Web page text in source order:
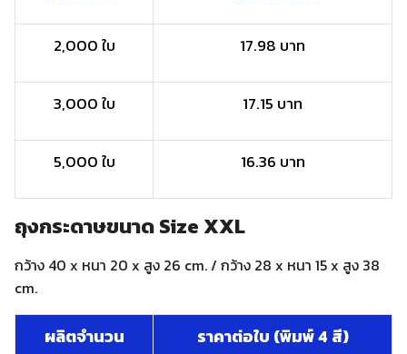
2,000 ใบ 17.98 บาท
3,000 ใบ 17.15 บาท
5,000 ใบ 16.36 บาท
ถุงกระดาษขนาด Size XXL
กว้าง 40 x หนา 20 x สูง 26 cm. / กว้าง 28 x หนา 15 x สูง 38
cm.
ผลิตจำนวน ราคาต่อใบ (พิมพ์ 4 สี)